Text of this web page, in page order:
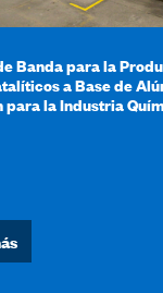
Banda para la
a Base de
para la Industria